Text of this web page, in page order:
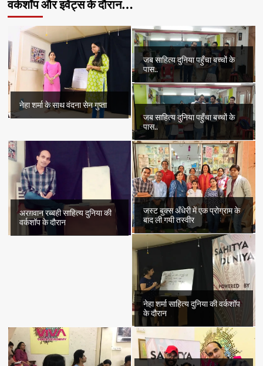
है
वर्कशॉप और इवेंट्स के दौरान…
नेहा शर्मा के साथ वंदना सेन गुप्ता
जब साहित्य दुनिया पहुँचा बच्चों के
पास..
जब साहित्य दुनिया पहुँचा बच्चों के
पास..
अरग़वान रब्बही साहित्य दुनिया की
वर्कशॉप के दौरान
जस्ट बुक्स अँधेरी में एक प्रोग्राम के
बाद ली गयी तस्वीर
नेहा शर्मा साहित्य दुनिया की वर्कशॉप
के दौरान